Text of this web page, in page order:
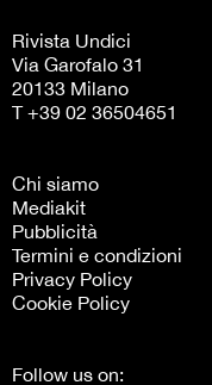
Rivista Undici
Via Garofalo 31
20133 Milano
T +39 02 36504651
Chi siamo
Mediakit
Pubblicità
Termini e condizioni
Privacy Policy
Cookie Policy
Follow us on: